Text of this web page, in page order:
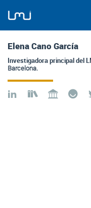
Elena Cano García
Investigadora principal del
Barcelona.